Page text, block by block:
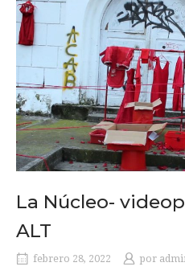
La Núcleo-
ALT
febrero 28, 2022 por